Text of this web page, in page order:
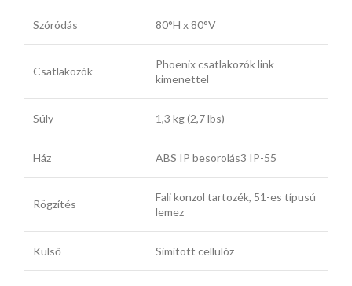
Szóródás 80°H x 80°V
Csatlakozók
Phoenix csatlakozók link
kimenettel
Súly 1,3 kg (2,7 lbs)
Ház ABS IP besorolás3 IP-55
Rögzítés
Fali konzol tartozék, 51-es típusú
lemez
Külső Simított cellulóz